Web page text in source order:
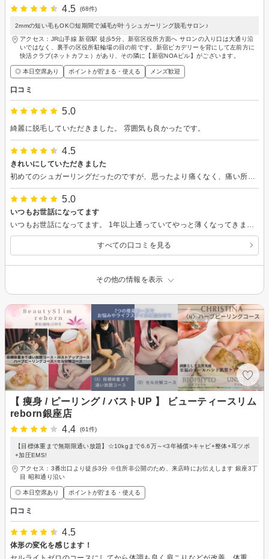
4.5
(68件)
2mmの短い毛もOK◎短期間で減毛が叶うシュガーリング脱毛サロン♪
アクセス：JR山手線 新宿駅 徒歩5分、新宿区役所方面へ サロンの入り口は大通り沿
いではなく、裏手の区役所駐輪場の目の前です。新宿ピカデリーを背にして左前方に
快活クラブ(ネットカフェ）があり、その隣に【新宿NOAビル】がございます。
◎ 本日空席あり ポイントが貯まる・使える メンズ歓迎
口コミ
5.0
綺麗に脱毛していただきました。 雰囲気も良かったです。
4.5
きれいにしていただきました
5.0
いつもお世話になってます
すべての口コミを見る
その他の情報を表示
【 痩身 / ピーリング / バストUP 】 ビューティースリム
reborn銀座店
4.4
(61件)
【目標体重まで無期限通い放題】☆10kgまで6.6万～<3年補償>キャビ+整体+耳ツボ
+加圧EMS!
アクセス：3番出口より徒歩3分 ※住所非公開のため、来店時にお伝えします 銀座3丁
目 昭和通り沿い
◎ 本日空席あり ポイントが貯まる・使える
口コミ
4.5
体形の変化を感じます！